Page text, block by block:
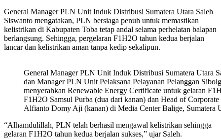
General Manager PLN Unit Induk Distribusi Sumatera Utara Saleh
Siswanto mengatakan, PLN bersiaga penuh untuk memastikan
kelistrikan di Kabupaten Toba tetap andal selama perhelatan balapan
berlangsung. Sehingga, pergelaran F1H2O tahun kedua berjalan
lancar dan kelistrikan aman tanpa kedip sekalipun.
General Manager PLN Unit Induk Distribusi Sumatera Utara
dan Manager PLN Unit Pelaksana Pelayanan Pelanggan
menyerahkan Renewable Energy Certificate untuk gelaran
F1H2O Samsul Purba (dua dari kanan) dan Head of
Alfianto Domy Aji (kanan) di Media Center Balige, Sumatera
“Alhamdulillah, PLN telah berhasil mengawal kelistrikan sehingga
gelaran F1H2O tahun kedua berjalan sukses,” ujar Saleh.